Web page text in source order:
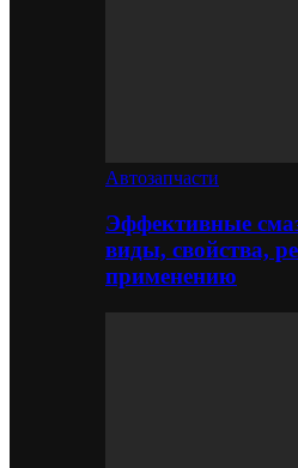
Автозапчасти
Эффективные
виды, свойства,
применению